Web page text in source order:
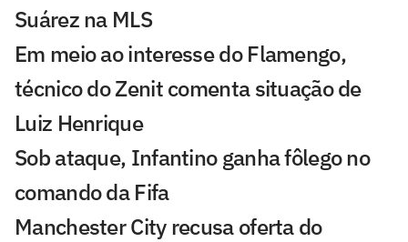
Suárez na MLS
Em meio ao interesse do Flamengo,
técnico do Zenit comenta situação de
Luiz Henrique
Sob ataque, Infantino ganha fôlego no
comando da Fifa
Manchester City recusa oferta do